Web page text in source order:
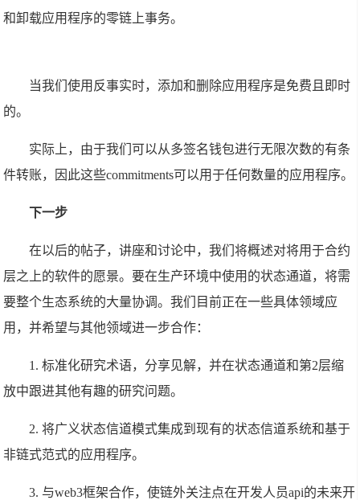
和卸载应用程序的零链上事务。
当我们使用反事实时，添加和删除应用程序是免费且即时
的。
实际上，由于我们可以从多签名钱包进行无限次数的有条
件转账，因此这些commitments可以用于任何数量的应用程序。
下一步
在以后的帖子，讲座和讨论中，我们将概述对将用于合约
层之上的软件的愿景。要在生产环境中使用的状态通道，将需
要整个生态系统的大量协调。我们目前正在一些具体领域应
用，并希望与其他领域进一步合作：
1. 标准化研究术语，分享见解，并在状态通道和第2层缩
放中跟进其他有趣的研究问题。
2. 将广义状态信道模式集成到现有的状态信道系统和基于
非链式范式的应用程序。
3. 与web3框架合作，使链外关注点在开发人员api的未来开